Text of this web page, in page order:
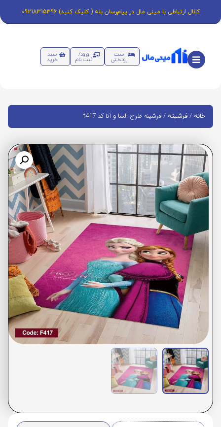
کانال ارتباطی با مینی مال در پیام‌رسان بله ( کلیک کنید) 09218315396
ست
روتختی
ورود/
ثبت نام
سبد
خرید
خانه / فرشینه / فرشینه طرح السا و آنا کد f417